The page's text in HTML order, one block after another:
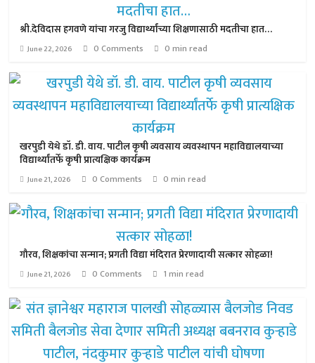
श्री.देविदास हगवणे यांचा गरजु विद्यार्थ्यांच्या शिक्षणासाठी मदतीचा हात…
June 22, 2026 0 Comments 0 min read
खरपुडी येथे डॉ. डी. वाय. पाटील कृषी व्यवसाय व्यवस्थापन महाविद्यालयाच्या
विद्यार्थ्यांतर्फे कृषी प्रात्यक्षिक कार्यक्रम
June 21, 2026 0 Comments 0 min read
गौरव, शिक्षकांचा सन्मान; प्रगती विद्या मंदिरात प्रेरणादायी सत्कार सोहळा!
June 21, 2026 0 Comments 1 min read